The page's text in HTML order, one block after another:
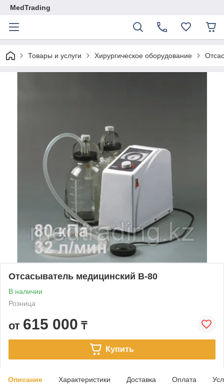
MedTrading
Товары и услуги Хирургическое оборудование
Отсасыватель медицинский В-80
В наличии
Розница
от 615 000 ₸
Купить
Описание Характеристики Доставка Оплата